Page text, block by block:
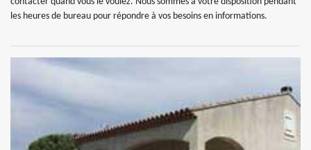
les heures de bureau pour répondre à vos besoins en informations.